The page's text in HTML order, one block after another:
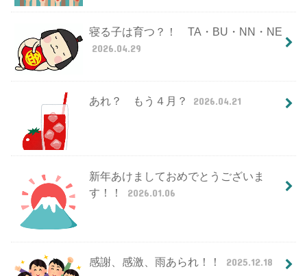
寝る子は育つ？！ TA・BU・NN・NE
2026.04.29
あれ？ もう４月？ 2026.04.21
新年あけましておめでとうございま
す！！
2026.01.06
感謝、感激、雨あられ！！ 2025.12.18